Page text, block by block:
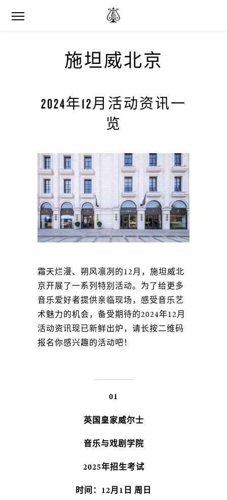
施坦威北京
2024年12月活动资讯一
览
霜天烂漫、朔风凛冽的12月，施坦威北
京开展了一系列特别活动。为了给更多
音乐爱好者提供亲临现场，感受音乐艺
术魅力的机会，备受期待的2024年12月
活动资讯现已新鲜出炉，请长按二维码
报名你感兴趣的活动吧！
01
英国皇家威尔士
音乐与戏剧学院
2025年招生考试
时间：12月1日 周日